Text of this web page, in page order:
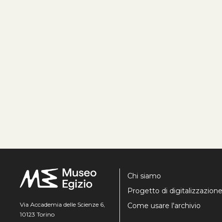
Via Accademia delle Scienze 6,
10123 Torino
Chi siamo
Progetto di digitalizzazione
Come usare l'archivio